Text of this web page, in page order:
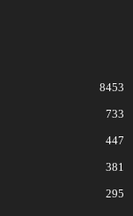
8453
733
447
381
295